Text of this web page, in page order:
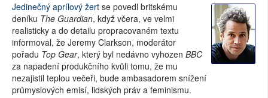
Jedinečný aprílový žert se povedl britskému
deníku The Guardian, když včera, ve velmi
realisticky a do detailu propracovaném textu
informoval, že Jeremy Clarkson, moderátor
pořadu Top Gear, který byl nedávno vyhozen BBC
za napadení produkčního kvůli tomu, že mu
nezajistil teplou večeři, bude ambasadorem snížení
průmyslových emisí, lidských práv a feminismu.